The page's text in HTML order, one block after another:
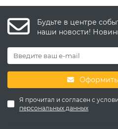
Будьте в центре
наши новости!
Оформить
Я прочитал и согласен с
персональных данных